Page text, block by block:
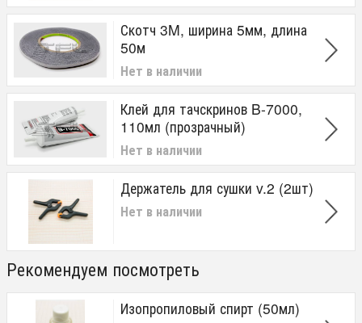
Скотч 3M, ширина 5мм, длина
50м
Нет в наличии
Клей для тачскринов B-7000,
110мл (прозрачный)
Нет в наличии
Держатель для сушки v.2 (2шт)
Нет в наличии
Рекомендуем посмотреть
Изопропиловый спирт (50мл)